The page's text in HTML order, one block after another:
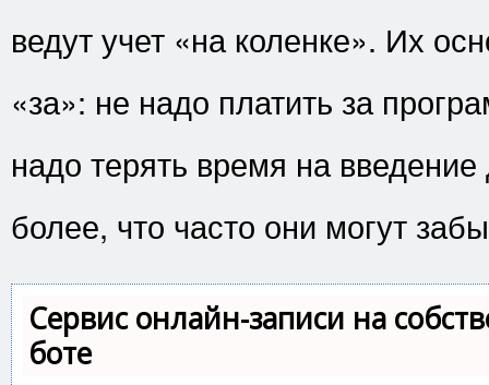
ведут учет «на коленке». Их
«за»: не надо платить за
надо терять время на
более, что часто они могут
Сервис онлайн-записи на
боте